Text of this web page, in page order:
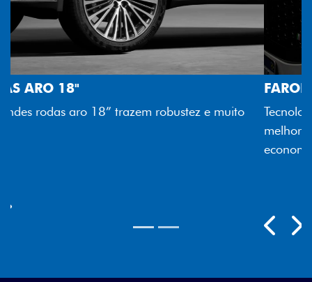
FAROL FULL LED
Tecnologia dos faróis totalmente em LED garante
melhor luminosidade, maior durabilidade e mais